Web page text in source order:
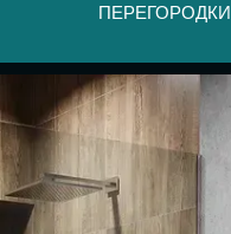
ПЕРЕГОРОДКИ